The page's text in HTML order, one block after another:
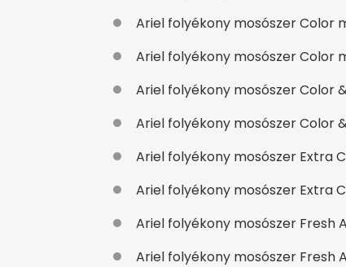
Ariel folyékony mosószer Color
Ariel folyékony mosószer Color
Ariel folyékony mosószer Color
Ariel folyékony mosószer Color
Ariel folyékony mosószer Extra
Ariel folyékony mosószer Extra
Ariel folyékony mosószer Fresh
Ariel folyékony mosószer Fresh